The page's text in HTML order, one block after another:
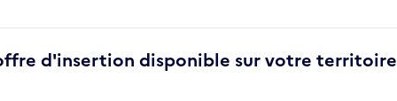
d'insertion disponible sur votre territoire